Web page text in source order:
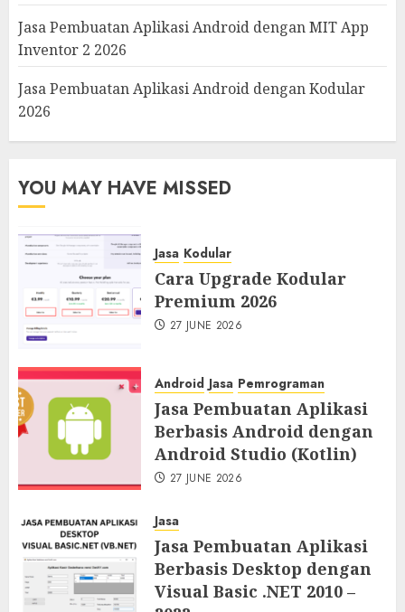
Jasa Pembuatan Aplikasi Android dengan MIT App
Inventor 2 2026
Jasa Pembuatan Aplikasi Android dengan Kodular
2026
YOU MAY HAVE MISSED
Jasa Kodular
Cara Upgrade Kodular
Premium 2026
27 JUNE 2026
Android Jasa Pemrograman
Jasa Pembuatan Aplikasi
Berbasis Android dengan
Android Studio (Kotlin)
27 JUNE 2026
Jasa
Jasa Pembuatan Aplikasi
Berbasis Desktop dengan
Visual Basic .NET 2010 –